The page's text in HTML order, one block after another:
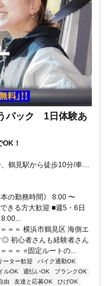
パック 1日体験あ
！
鶴見駅から徒歩10分/車通
の勤務時間》 8:00 〜
きる方大歓迎 ■週5・6日
＝＝ 横浜市鶴見区 海側エ
◎ 初心者さんも経験者さん
＝＝ ⭐固定ルートの...
ーター歓迎
バイク通勤OK
ルOK 週払いOK
ブランクOK
由 友達と応募OK
ひげOK